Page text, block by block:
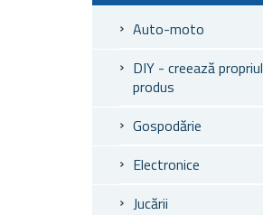
Auto-moto
DIY - creează propriul
produs
Gospodărie
Electronice
Jucării